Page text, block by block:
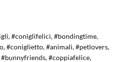
#coniglifelici, #bondingtime,
#coniglietto, #animali, #petlovers,
#coppiafelice,